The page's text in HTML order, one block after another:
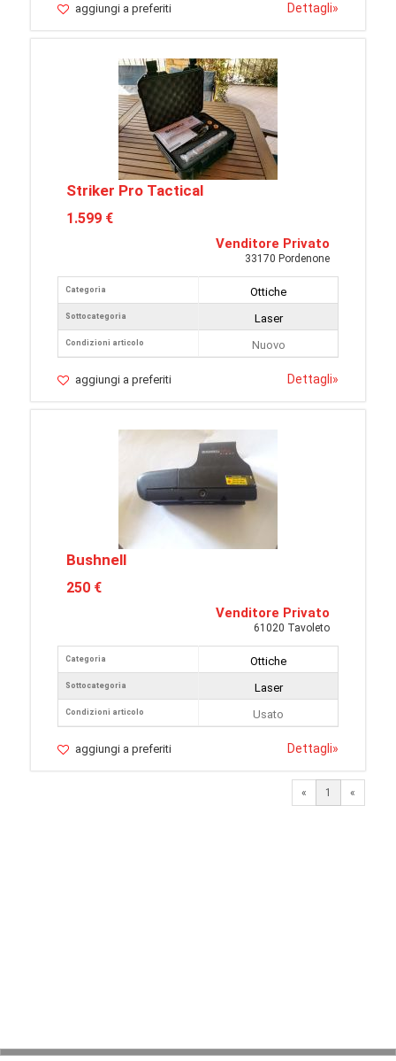
aggiungi a preferiti Dettagli»
Striker Pro Tactical
1.599 €
Venditore Privato
33170 Pordenone
Categoria
Sottocategoria
Condizioni articolo
Ottiche
Laser
Nuovo
aggiungi a preferiti Dettagli»
Bushnell
250 €
Venditore Privato
61020 Tavoleto
Categoria
Sottocategoria
Condizioni articolo
Ottiche
Laser
Usato
aggiungi a preferiti Dettagli»
« 1 «